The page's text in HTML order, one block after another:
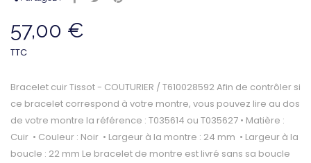
57,00 €
TTC
Bracelet cuir Tissot - COUTURIER / T610028592 Afin de contrôler si
ce bracelet correspond à votre montre, vous pouvez lire au dos
de votre montre la référence : T035614 ou T035627 • Matière :
Cuir • Couleur : Noir • Largeur à la montre : 24 mm • Largeur à la
boucle : 22 mm Le bracelet de montre est livré sans sa boucle